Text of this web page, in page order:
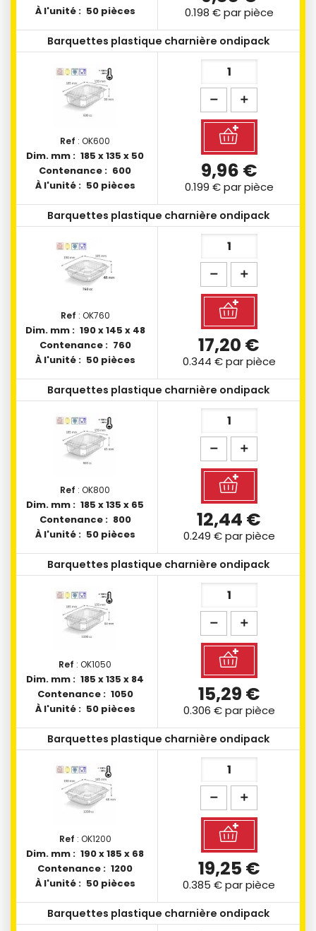
À l'unité : 50 pièces 0.198 €par pièce
Ref : OK600
Dim. mm : 185 x 135 x 50
Contenance : 600
À l'unité : 50 pièces
Barquettes plastique charnière ondipack
9,96 €
0.199 €par pièce
Ref : OK760
Dim. mm : 190 x 145 x 48
Contenance : 760
À l'unité : 50 pièces
Barquettes plastique charnière ondipack
17,20 €
0.344 €par pièce
Ref : OK800
Dim. mm : 185 x 135 x 65
Contenance : 800
À l'unité : 50 pièces
Barquettes plastique charnière ondipack
12,44 €
0.249 €par pièce
Ref : OK1050
Dim. mm : 185 x 135 x 84
Contenance : 1050
À l'unité : 50 pièces
Barquettes plastique charnière ondipack
15,29 €
0.306 €par pièce
Ref : OK1200
Dim. mm : 190 x 185 x 68
Contenance : 1200
À l'unité : 50 pièces
Barquettes plastique charnière ondipack
19,25 €
0.385 €par pièce
Barquettes plastique charnière ondipack